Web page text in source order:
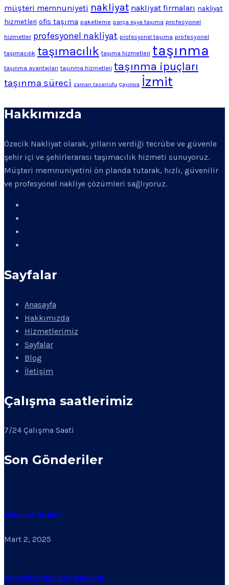
müşteri memnuniyeti nakliyat nakliyat firmaları nakliyat
hizmetleri ofis taşıma paketleme parça eşya taşıma profesyonel
hizmetler profesyonel nakliyat profesyonel taşıma profesyonel
taşımacılık taşımacılık taşıma hizmetleri taşınma
taşınma avantajları taşınma hizmetleri taşınma ipuçları
taşınma süreci zaman tasarrufu Çayırova İzmit
Hakkımızda
Özecik Nakliyat olarak, yılların verdiği tecrübe ve güvenle
şehir içi ve şehirlerarası taşımacılık hizmeti sunuyoruz.
Müşteri memnuniyetini ön planda tutarak, hızlı, güvenilir
ve profesyonel nakliye çözümleri sağlıyoruz.
Sayfalar
Anasayfa
Hakkımızda
Hizmetlerimiz
Sayfalar
Blog
İletişim
Çalışma saatlerimiz
7/24 Çalışma Saati
Son Gönderiler
Nakliyat Nedir?
Mart 2, 2025
Kocaeli Evden Eve Nakliyat